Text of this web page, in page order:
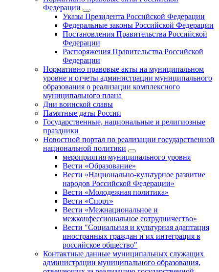
Федерации
Указы Президента Российской Федерации
Федеральные законы Российской Федерации
Постановления Правительства Российской
Федерации
Распоряжения Правительства Российской
Федерации
Нормативно правовые акты на муниципальном
уровне и отчеты администрации муниципального
образования о реализации комплексного
муниципального плана
Дни воинской славы
Памятные даты России
Государственные, национальные и религиозные
праздники
Новостной портал по реализации государственной
национальной политики
мероприятия муниципального уровня
Вести «Образование»
Вести «Национально-культурное развитие
народов Российской Федерации»
Вести «Молодежная политика»
Вести «Спорт»
Вести «Межнациональное и
межконфессиональное сотрудничество»
Вести "Социальная и культурная адаптация
иностранных граждан и их интеграция в
российское общество"
Контактные данные муниципальных служащих
администрации муниципального образования,